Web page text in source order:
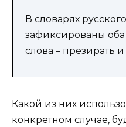
В словарях
зафиксированы
слова – презирать
Какой из них
конкретном случае,